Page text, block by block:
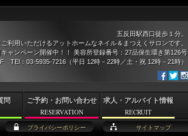
プライバシーポリシー サイトマップ
五反田駅西口徒歩１分。
利用いただけるアットホームなネイル＆まつえくサロンです。
ャンペーン開催中！！ 美容所登録番号：27品保生環き第126号
TEl：03-5935-7216（平日 12時－22時／土・祝 12時－21時）
問 ご予約・お問い合わせ
RESERVATION
求人・アルバイト情報
RECRUIT